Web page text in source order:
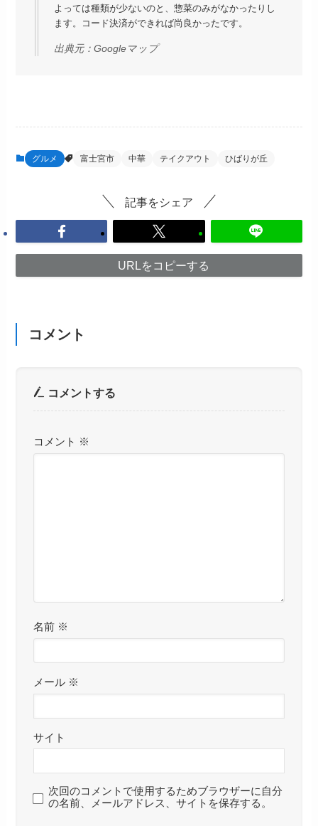
よっては種類が少ないのと、惣菜のみがなかったりし
ます。コード決済ができれば尚良かったです。
出典元：Googleマップ
グルメ 富士宮市 中華 テイクアウト ひばりが丘
記事をシェア
URLをコピーする
コメント
コメントする
コメント ※
名前 ※
メール ※
サイト
次回のコメントで使用するためブラウザーに自分
の名前、メールアドレス、サイトを保存する。